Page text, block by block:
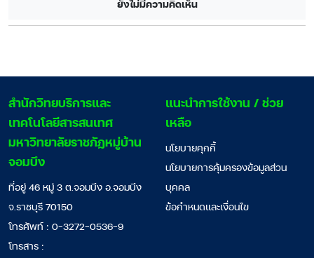
ยังไม่มีความคิดเห็น
สํานักวิทยบริการและ
เทคโนโลยีสารสนเทศ
มหาวิทยาลัยราชภัฏหมู่บ้าน
จอมบึง
ที่อยู่ 46 หมู่ 3 ต.จอมบึง อ.จอมบึง
จ.ราชบุรี 70150
โทรศัพท์ : 0-3272-0536-9
โทรสาร :
แนะนำการใช้งาน / ช่วย
เหลือ
นโยบายคุกกี้
นโยบายการคุ้มครองข้อมูลส่วน
บุคคล
ข้อกำหนดและเงื่อนไข